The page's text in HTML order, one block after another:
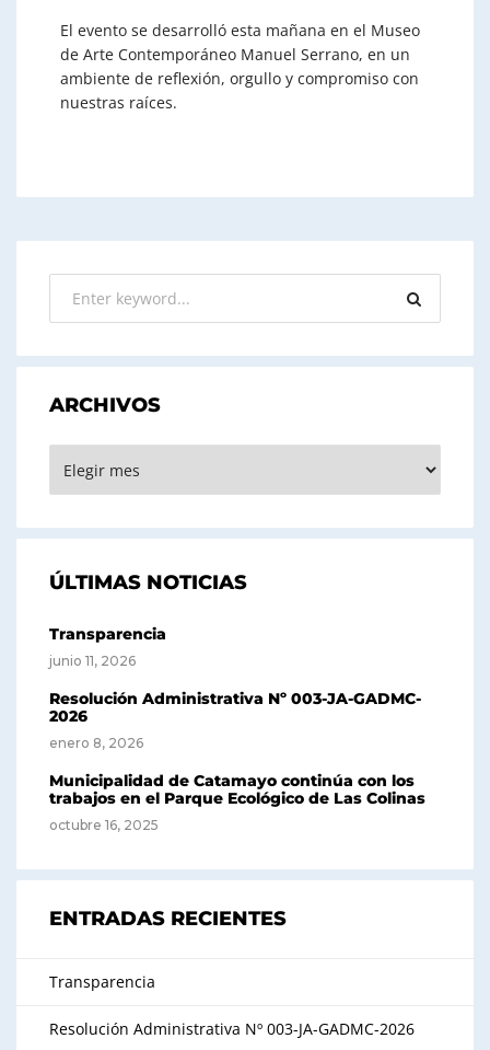
El evento se desarrolló esta mañana en el Museo
de Arte Contemporáneo Manuel Serrano, en un
ambiente de reflexión, orgullo y compromiso con
nuestras raíces.
ARCHIVOS
ÚLTIMAS NOTICIAS
Transparencia
junio 11, 2026
Resolución Administrativa Nº 003-JA-GADMC-
2026
enero 8, 2026
Municipalidad de Catamayo continúa con los
trabajos en el Parque Ecológico de Las Colinas
octubre 16, 2025
ENTRADAS RECIENTES
Transparencia
Resolución Administrativa Nº 003-JA-GADMC-2026